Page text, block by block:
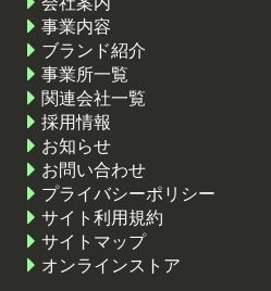
事業内容
ブランド紹介
事業所一覧
関連会社一覧
採用情報
お知らせ
お問い合わせ
プライバシーポリシー
サイト利用規約
サイトマップ
オンラインストア